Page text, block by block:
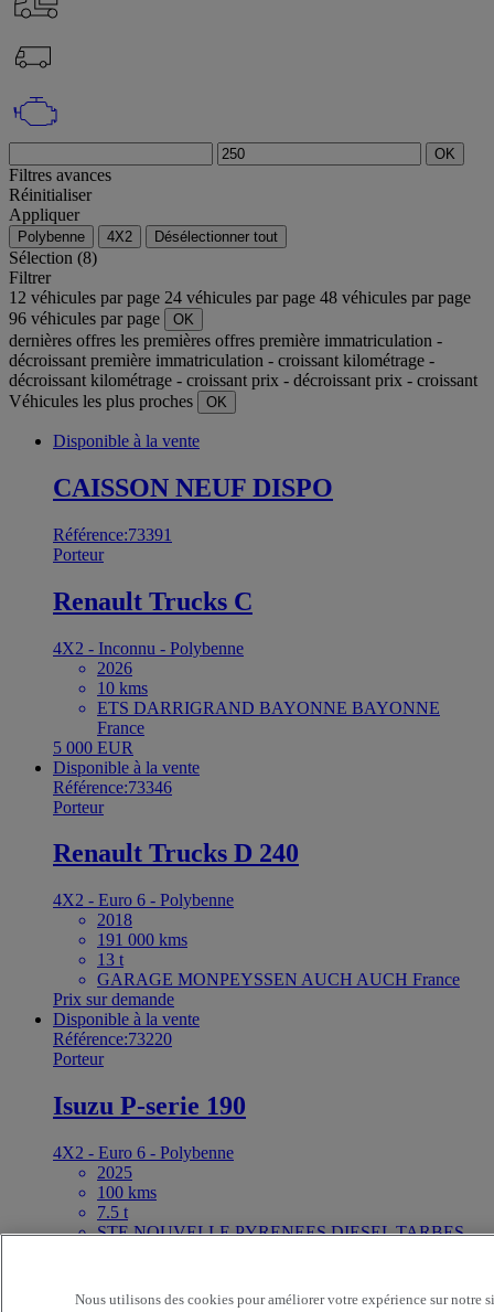
OK
Filtres avances
Réinitialiser
Appliquer
Polybenne 4X2 Désélectionner tout
Sélection (8)
Filtrer
12 véhicules par page 24 véhicules par page 48 véhicules par page
96 véhicules par page
OK
dernières offres les premières offres première immatriculation -
décroissant première immatriculation - croissant kilométrage -
décroissant kilométrage - croissant prix - décroissant prix - croissant
Véhicules les plus proches
OK
Disponible à la vente
CAISSON NEUF DISPO
Référence:73391
Porteur
Renault Trucks C
4X2 - Inconnu - Polybenne
2026
10 kms
ETS DARRIGRAND BAYONNE BAYONNE
France
5 000 EUR
Disponible à la vente
Référence:73346
Porteur
Renault Trucks D 240
4X2 - Euro 6 - Polybenne
2018
191 000 kms
13 t
GARAGE MONPEYSSEN AUCH AUCH France
Prix sur demande
Disponible à la vente
Référence:73220
Porteur
Isuzu P-serie 190
4X2 - Euro 6 - Polybenne
2025
100 kms
7.5 t
STE NOUVELLE PYRENEES DIESEL TARBES
Disponible à la vente
Nous utilisons des cookies pour améliorer votre expérience sur notre